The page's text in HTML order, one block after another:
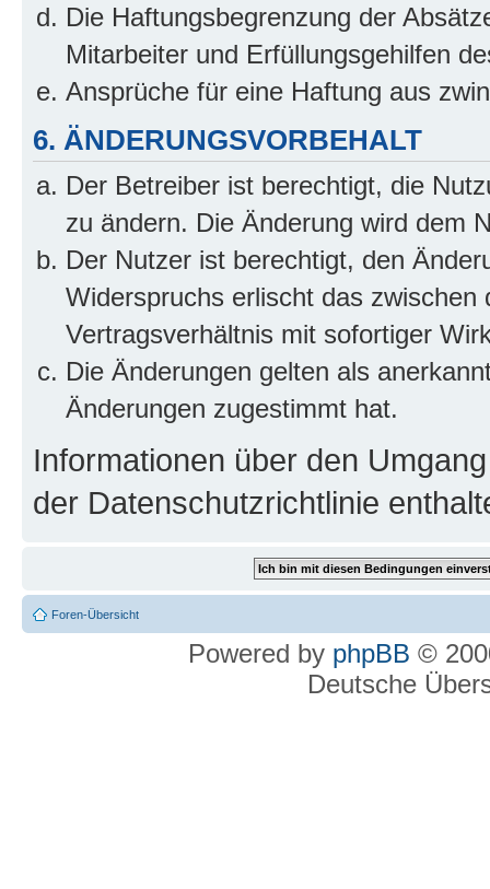
Die Haftungsbegrenzung der
Mitarbeiter und Erfüllungsgehilfen
Ansprüche für eine Haftung aus
6. ÄNDERUNGSVORBEHALT
Der Betreiber ist berechtigt, die
zu ändern. Die Änderung wird dem
Der Nutzer ist berechtigt, den
Widerspruchs erlischt das
Vertragsverhältnis mit sofortiger
Die Änderungen gelten als
Änderungen zugestimmt hat.
Informationen über den
der Datenschutzrichtlinie
Foren-Übersicht
Powered by phpBB ©
Deutsche